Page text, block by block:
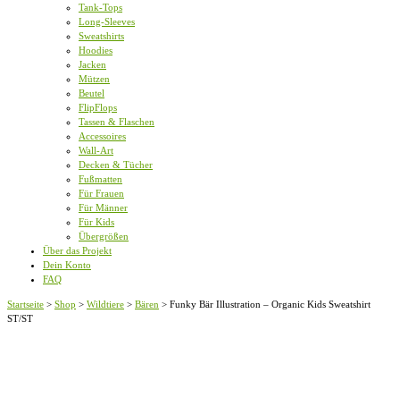
Tank-Tops
Long-Sleeves
Sweatshirts
Hoodies
Jacken
Mützen
Beutel
FlipFlops
Tassen & Flaschen
Accessoires
Wall-Art
Decken & Tücher
Fußmatten
Für Frauen
Für Männer
Für Kids
Übergrößen
Über das Projekt
Dein Konto
FAQ
Startseite > Shop > Wildtiere > Bären > Funky Bär Illustration – Organic Kids Sweatshirt
ST/ST